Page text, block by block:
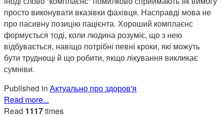
просто виконувати вказівки фахівця. Насправді мова не
про пасивну позицію пацієнта. Хороший комплаєнс
формується тоді, коли людина розуміє, що з нею
відбувається, навіщо потрібні певні кроки, які можуть
бути труднощі й що робити, якщо лікування викликає
сумніви.
Published in Актуально про здоров'я
Read more...
Read 1117times